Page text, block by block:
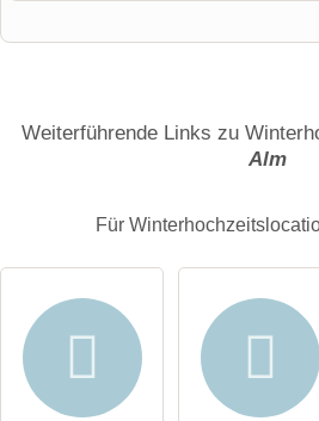
E-Mail-Adresse (wird nicht
Weiterführende Links zu
Alm
Für